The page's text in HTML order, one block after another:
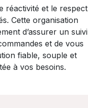
réactivité et le respect
Cette organisation
d’assurer un suivi
et de vous
fiable, souple et
à vos besoins.